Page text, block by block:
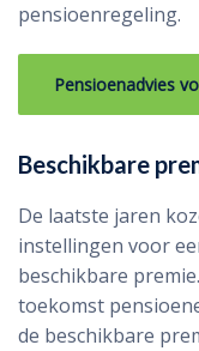
pensioenregeling.
Pensioenadvies
Beschikbare
De laatste jaren
instellingen voor
beschikbare
toekomst
de beschikbare